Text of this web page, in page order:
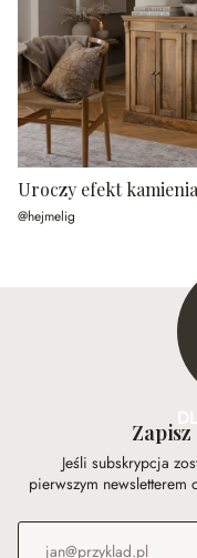
Uroczy efekt kamienia
@hejmelig
Jeśli subskrypcja
pierwszym newsletterem
Adres e-mail